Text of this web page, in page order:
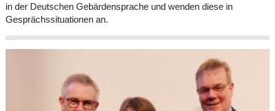
in der Deutschen Gebärdensprache und wenden diese in
Gesprächssituationen an.